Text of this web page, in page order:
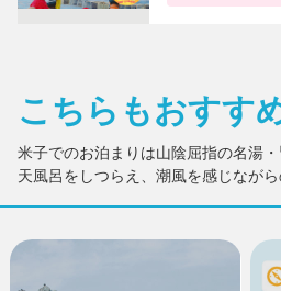
こちらもおすす
米子でのお泊まりは山陰屈指の名湯
天風呂をしつらえ、潮風を感じながら